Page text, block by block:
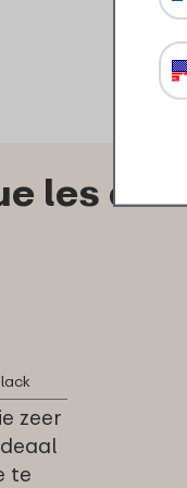
les
zeer
te